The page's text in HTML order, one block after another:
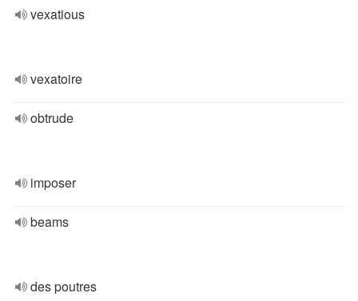
vexatious
vexatoire
obtrude
imposer
beams
des poutres